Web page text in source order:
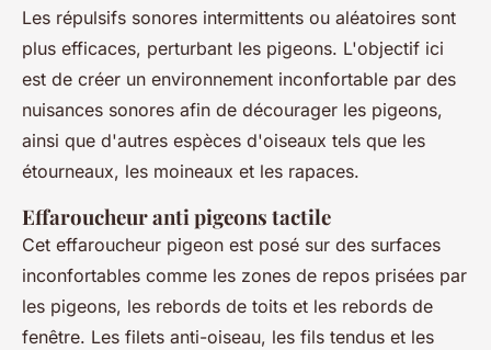
Les répulsifs sonores intermittents ou aléatoires sont
plus efficaces, perturbant les pigeons. L'objectif ici
est de créer un environnement inconfortable par des
nuisances sonores afin de décourager les pigeons,
ainsi que d'autres espèces d'oiseaux tels que les
étourneaux, les moineaux et les rapaces.
Effaroucheur anti pigeons tactile
Cet effaroucheur pigeon est posé sur des surfaces
inconfortables comme les zones de repos prisées par
les pigeons, les rebords de toits et les rebords de
fenêtre. Les filets anti-oiseau, les fils tendus et les